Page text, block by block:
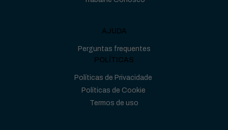
AJUDA
Perguntas frequentes
POLÍTICAS
Políticas de Privacidade
Políticas de Cookie
Termos de uso